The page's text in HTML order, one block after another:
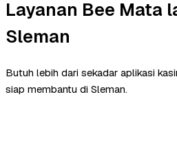
Layanan Bee Mata
Sleman
Butuh lebih dari sekadar aplikasi
siap membantu di Sleman.